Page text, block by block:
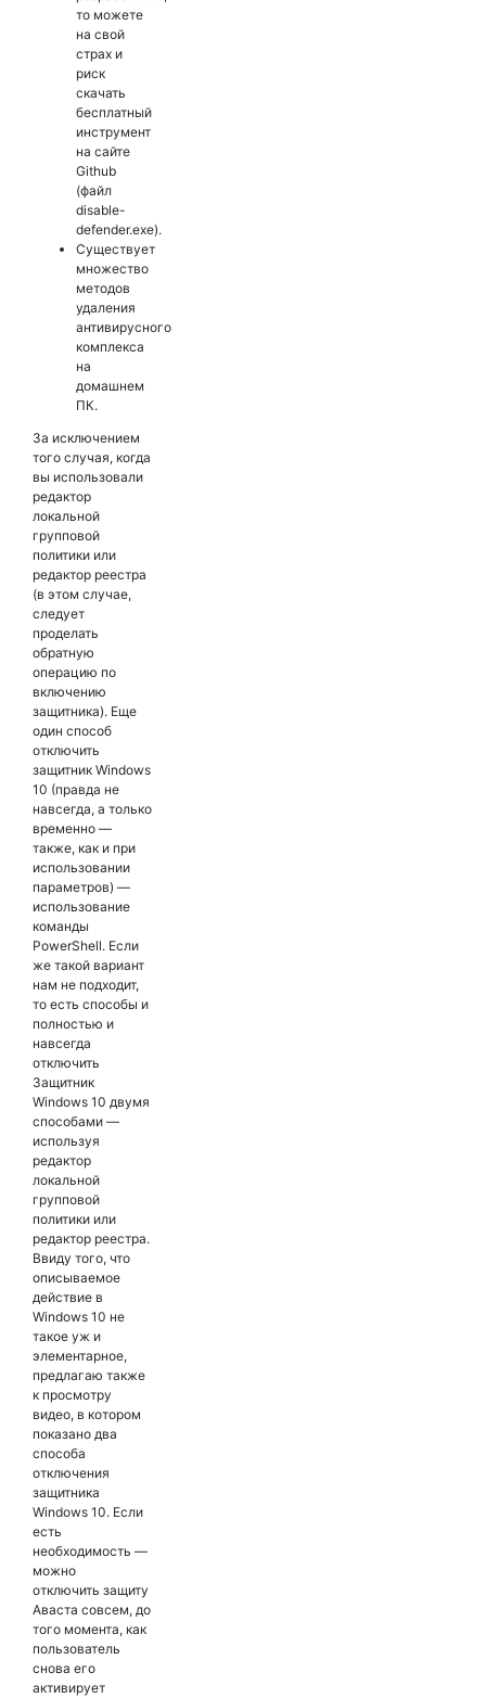
то можете
на свой
страх и
риск
скачать
бесплатный
инструмент
на сайте
Github
(файл
disable-
defender.exe).
Существует
множество
методов
удаления
антивирусного
комплекса
на
домашнем
ПК.
За исключением
того случая, когда
вы использовали
редактор
локальной
групповой
политики или
редактор реестра
(в этом случае,
следует
проделать
обратную
операцию по
включению
защитника). Еще
один способ
отключить
защитник Windows
10 (правда не
навсегда, а только
временно —
также, как и при
использовании
параметров) —
использование
команды
PowerShell. Если
же такой вариант
нам не подходит,
то есть способы и
полностью и
навсегда
отключить
Защитник
Windows 10 двумя
способами —
используя
редактор
локальной
групповой
политики или
редактор реестра.
Ввиду того, что
описываемое
действие в
Windows 10 не
такое уж и
элементарное,
предлагаю также
к просмотру
видео, в котором
показано два
способа
отключения
защитника
Windows 10. Если
есть
необходимость —
можно
отключить защиту
Аваста совсем, до
того момента, как
пользователь
снова его
активирует